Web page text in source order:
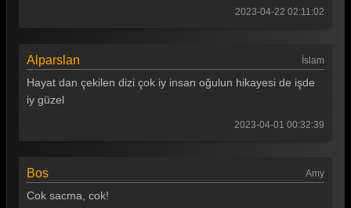
2023-04-22 02:11:02
Alparslan İslam
Hayat dan çekilen dizi çok iy insan oğulun hikayesi de işde
iy güzel
2023-04-01 00:32:39
Bos Amy
Cok sacma, cok!